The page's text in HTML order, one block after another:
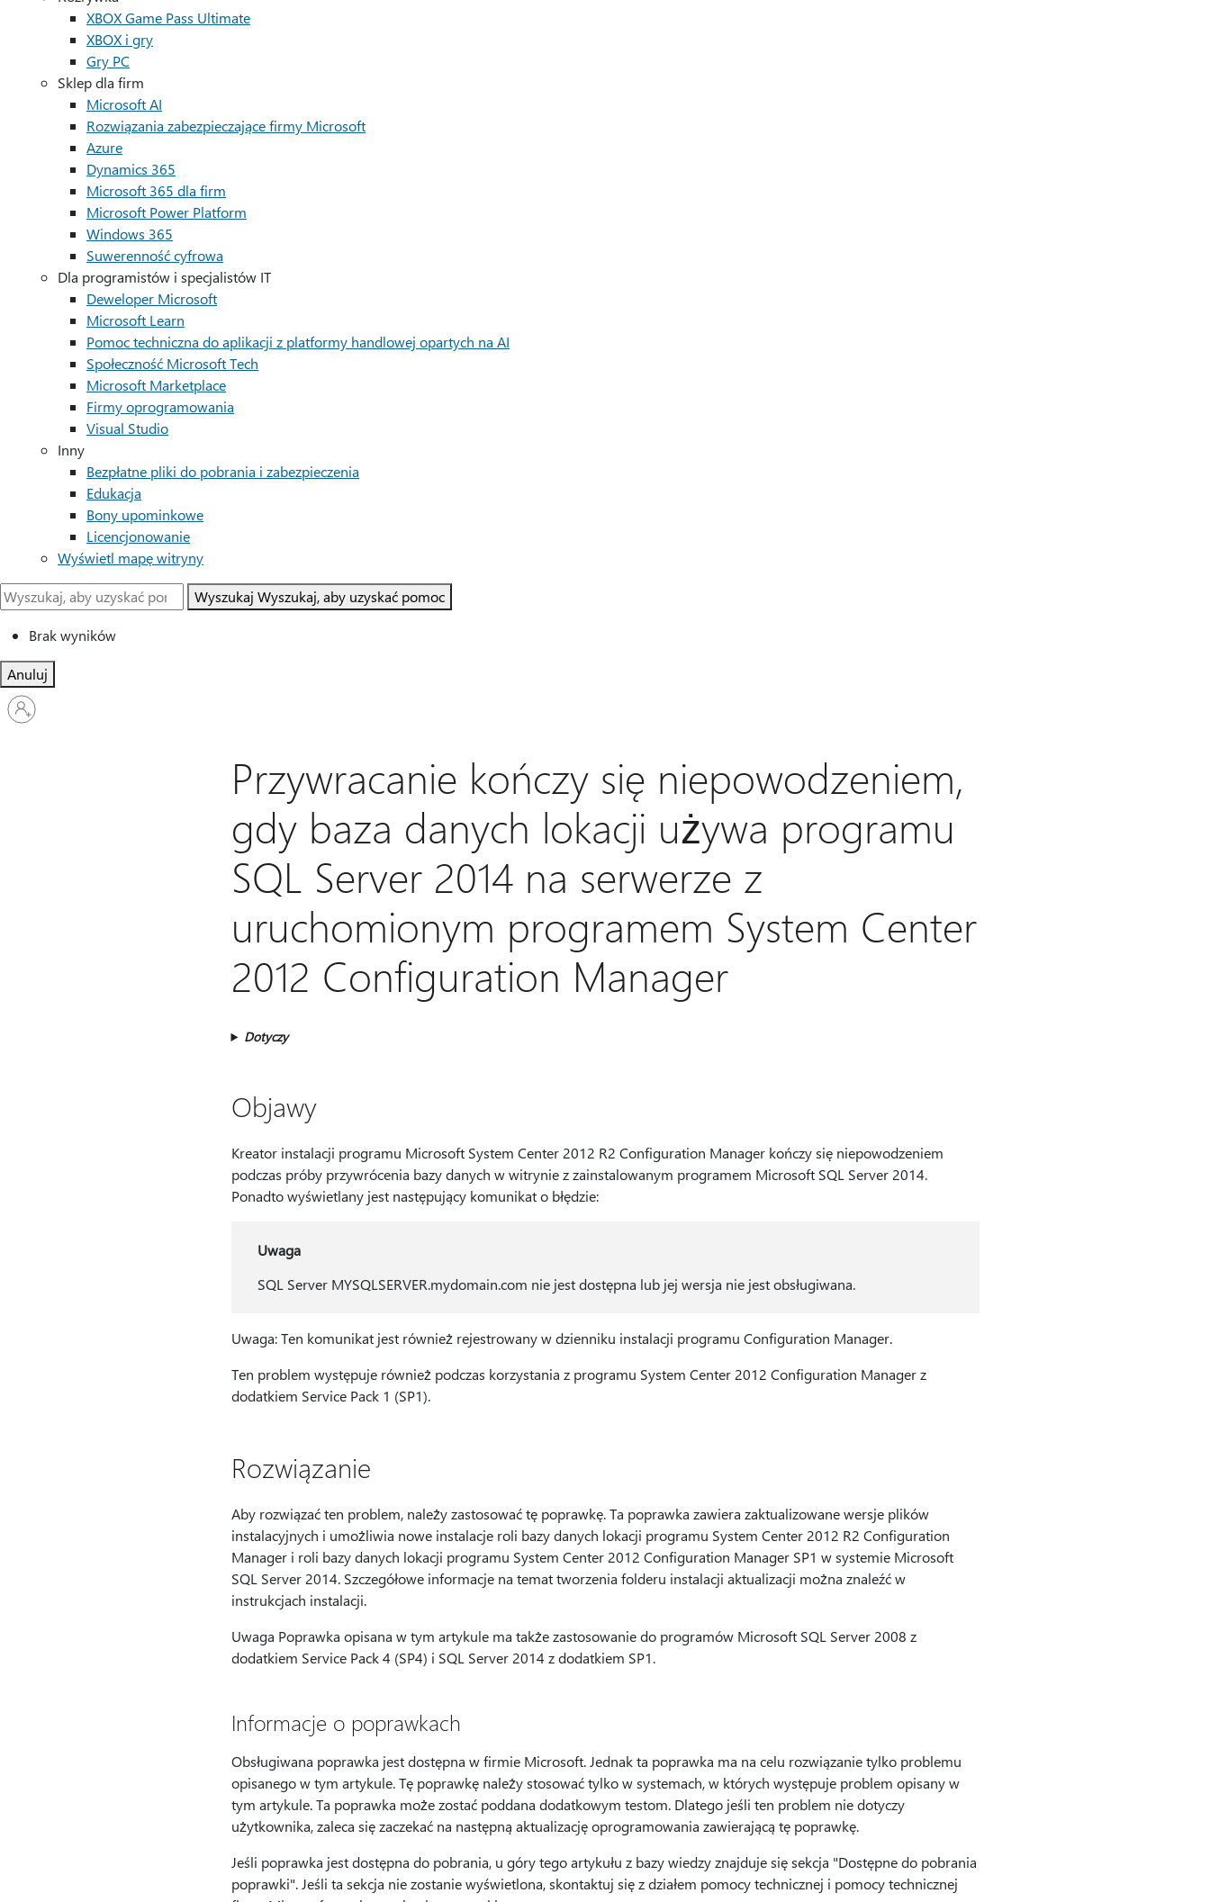
XBOX Game Pass Ultimate
XBOX i gry
Gry PC
Sklep dla firm
Microsoft AI
Rozwiązania zabezpieczające firmy Microsoft
Azure
Dynamics 365
Microsoft 365 dla firm
Microsoft Power Platform
Windows 365
Suwerenność cyfrowa
Dla programistów i specjalistów IT
Deweloper Microsoft
Microsoft Learn
Pomoc techniczna do aplikacji z platformy handlowej opartych na AI
Społeczność Microsoft Tech
Microsoft Marketplace
Firmy oprogramowania
Visual Studio
Inny
Bezpłatne pliki do pobrania i zabezpieczenia
Edukacja
Bony upominkowe
Licencjonowanie
Wyświetl mapę witryny
Wyszukaj Wyszukaj, aby uzyskać pomoc
Brak wyników
Anuluj
Zaloguj
się
Przywracanie kończy się niepowodzeniem,
gdy baza danych lokacji używa programu
SQL Server 2014 na serwerze z
uruchomionym programem System Center
2012 Configuration Manager
Dotyczy
Objawy
Kreator instalacji programu Microsoft System Center 2012 R2 Configuration Manager kończy się niepowodzeniem
podczas próby przywrócenia bazy danych w witrynie z zainstalowanym programem Microsoft SQL Server 2014.
Ponadto wyświetlany jest następujący komunikat o błędzie:
Uwaga
SQL Server MYSQLSERVER.mydomain.com nie jest dostępna lub jej wersja nie jest obsługiwana.
Uwaga: Ten komunikat jest również rejestrowany w dzienniku instalacji programu Configuration Manager.
Ten problem występuje również podczas korzystania z programu System Center 2012 Configuration Manager z
dodatkiem Service Pack 1 (SP1).
Rozwiązanie
Aby rozwiązać ten problem, należy zastosować tę poprawkę. Ta poprawka zawiera zaktualizowane wersje plików
instalacyjnych i umożliwia nowe instalacje roli bazy danych lokacji programu System Center 2012 R2 Configuration
Manager i roli bazy danych lokacji programu System Center 2012 Configuration Manager SP1 w systemie Microsoft
SQL Server 2014. Szczegółowe informacje na temat tworzenia folderu instalacji aktualizacji można znaleźć w
instrukcjach instalacji.
Uwaga Poprawka opisana w tym artykule ma także zastosowanie do programów Microsoft SQL Server 2008 z
dodatkiem Service Pack 4 (SP4) i SQL Server 2014 z dodatkiem SP1.
Informacje o poprawkach
Obsługiwana poprawka jest dostępna w firmie Microsoft. Jednak ta poprawka ma na celu rozwiązanie tylko problemu
opisanego w tym artykule. Tę poprawkę należy stosować tylko w systemach, w których występuje problem opisany w
tym artykule. Ta poprawka może zostać poddana dodatkowym testom. Dlatego jeśli ten problem nie dotyczy
użytkownika, zaleca się zaczekać na następną aktualizację oprogramowania zawierającą tę poprawkę.
Jeśli poprawka jest dostępna do pobrania, u góry tego artykułu z bazy wiedzy znajduje się sekcja "Dostępne do pobrania
poprawki". Jeśli ta sekcja nie zostanie wyświetlona, skontaktuj się z działem pomocy technicznej i pomocy technicznej